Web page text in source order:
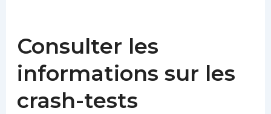
Consulter les
informations sur les
crash-tests